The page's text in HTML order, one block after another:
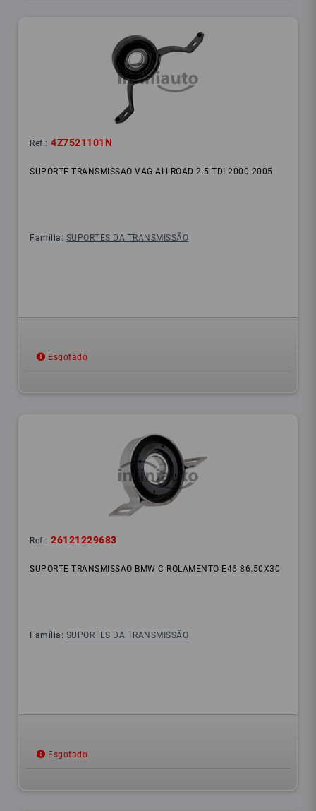
Ref.: 4Z7521101N
SUPORTE TRANSMISSAO VAG ALLROAD 2.5 TDI 2000-2005
Família: SUPORTES DA TRANSMISSÃO
Esgotado
Ref.: 26121229683
SUPORTE TRANSMISSAO BMW C ROLAMENTO E46 86.50X30
Família: SUPORTES DA TRANSMISSÃO
Esgotado